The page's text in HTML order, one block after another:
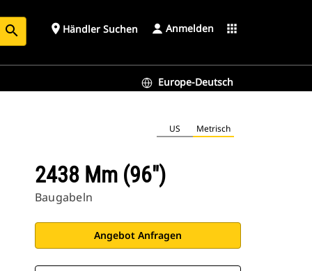
search place Händler Suchen Anmelden apps
Europe-Deutsch
US Metrisch
2438 Mm (96″)
Baugabeln
Angebot Anfragen